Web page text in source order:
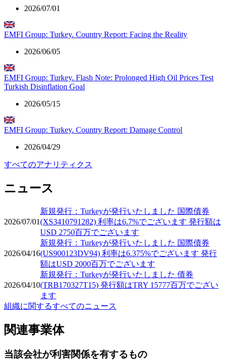
2026/07/01
EMFI Group: Turkey. Country Report: Facing the Reality
2026/06/05
EMFI Group: Turkey. Flash Note: Prolonged High Oil Prices Test
Turkish Disinflation Goal
2026/05/15
EMFI Group: Turkey. Country Report: Damage Control
2026/04/29
すべてのアナリティクス
ニュース
2026/07/01
新規発行：Turkeyが発行いたしました 国際債券
(XS3410791282) 利率は6.7%でございます 発行額は
USD 2750百万でございます
2026/04/16
新規発行：Turkeyが発行いたしました 国際債券
(US900123DV94) 利率は6.375%でございます 発行
額はUSD 2000百万でございます
2026/04/10
新規発行：Turkeyが発行いたしました 債券
(TRB170327T15) 発行額はTRY 15777百万でござい
ます
組織に関するすべてのニュース
関連事業体
当該会社が利害関係を有するもの